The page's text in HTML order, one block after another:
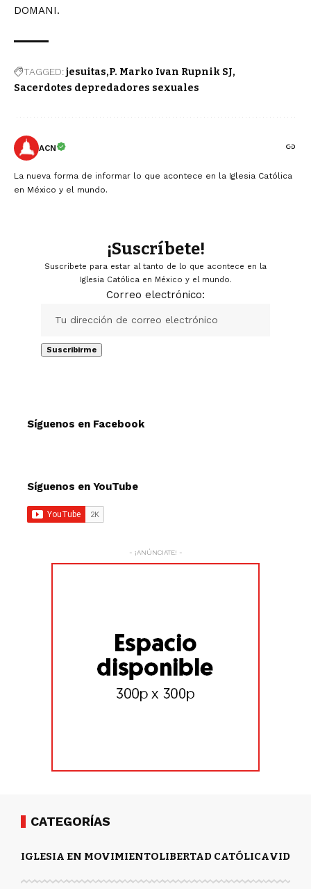
DOMANI.
TAGGED:jesuitas P. Marko Ivan Rupnik SJ
Sacerdotes depredadores sexuales
ACN
La nueva forma de informar lo que acontece en la Iglesia Católica
en México y el mundo.
¡Suscríbete!
Suscríbete para estar al tanto de lo que acontece en la
Iglesia Católica en México y el mundo.
Correo electrónico:
Síguenos en Facebook
Síguenos en YouTube
- ¡ANÚNCIATE! -
CATEGORÍAS
IGLESIA EN MOVIMIENTOLIBERTAD CATÓLICAVIDA